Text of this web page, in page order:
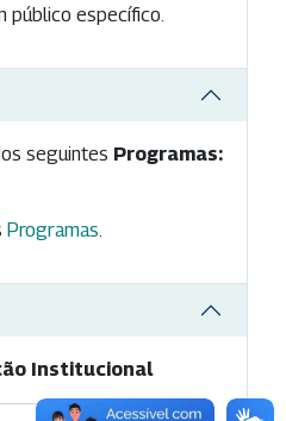
público específico.
seguintes Programas:
Programas
Institucional